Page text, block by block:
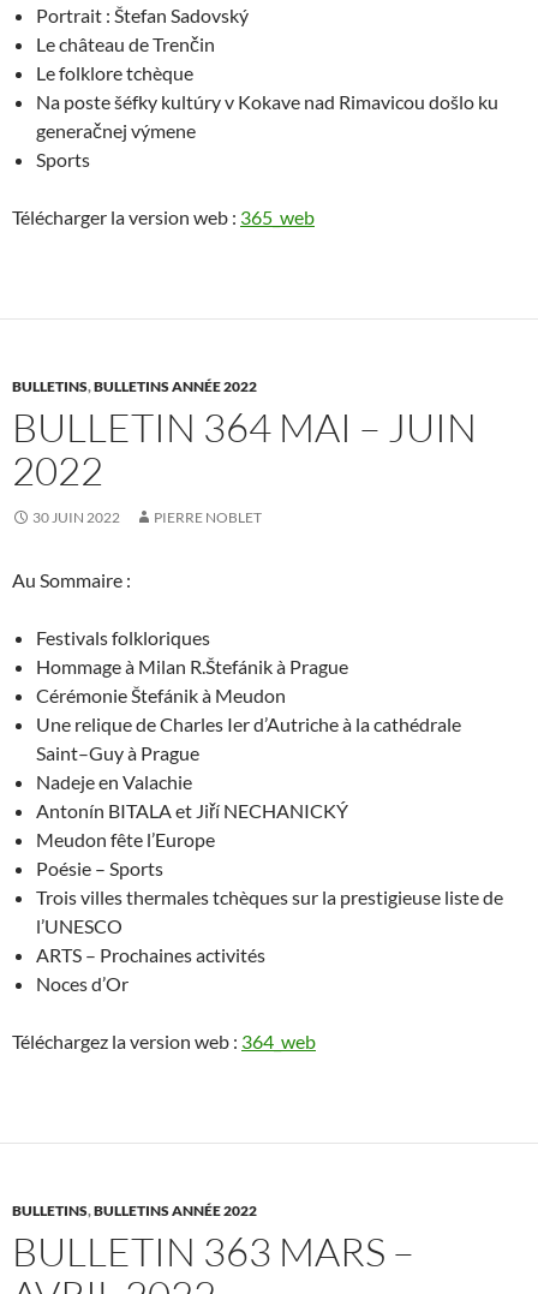
Portrait : Štefan Sadovský
Le château de Trenčin
Le folklore tchèque
Na poste šéfky kultúry v Kokave nad Rimavicou došlo ku
generačnej výmene
Sports
Télécharger la version web : 365_web
BULLETINS,BULLETINS ANNÉE 2022
BULLETIN 364 MAI – JUIN
2022
30 JUIN 2022 PIERRE NOBLET
Au Sommaire :
Festivals folkloriques
Hommage à Milan R.Štefánik à Prague
Cérémonie Štefánikà Meudon
Une relique de Charles Ierd’Autriche à la cathédrale
Saint–Guy à Prague
Nadeje en Valachie
Antonín BITALA et Jiří NECHANICKÝ
Meudon fête l’Europe
Poésie – Sports
Trois villes thermalestchèques sur la prestigieuse liste de
l’UNESCO
ARTS – Prochaines activités
Noces d’Or
Téléchargez la version web : 364_web
BULLETINS,BULLETINS ANNÉE 2022
BULLETIN 363 MARS –